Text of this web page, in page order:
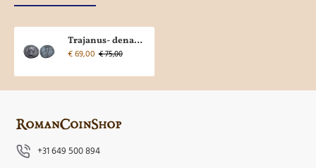
Trajanus- denarius mars (ME2578)
€ 69,00 € 75,00
+31 649 500 894